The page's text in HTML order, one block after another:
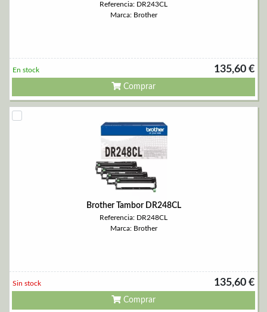
Referencia: DR243CL
Marca: Brother
135,60 €
En stock
Comprar
Brother Tambor DR248CL
Referencia: DR248CL
Marca: Brother
135,60 €
Sin stock
Comprar